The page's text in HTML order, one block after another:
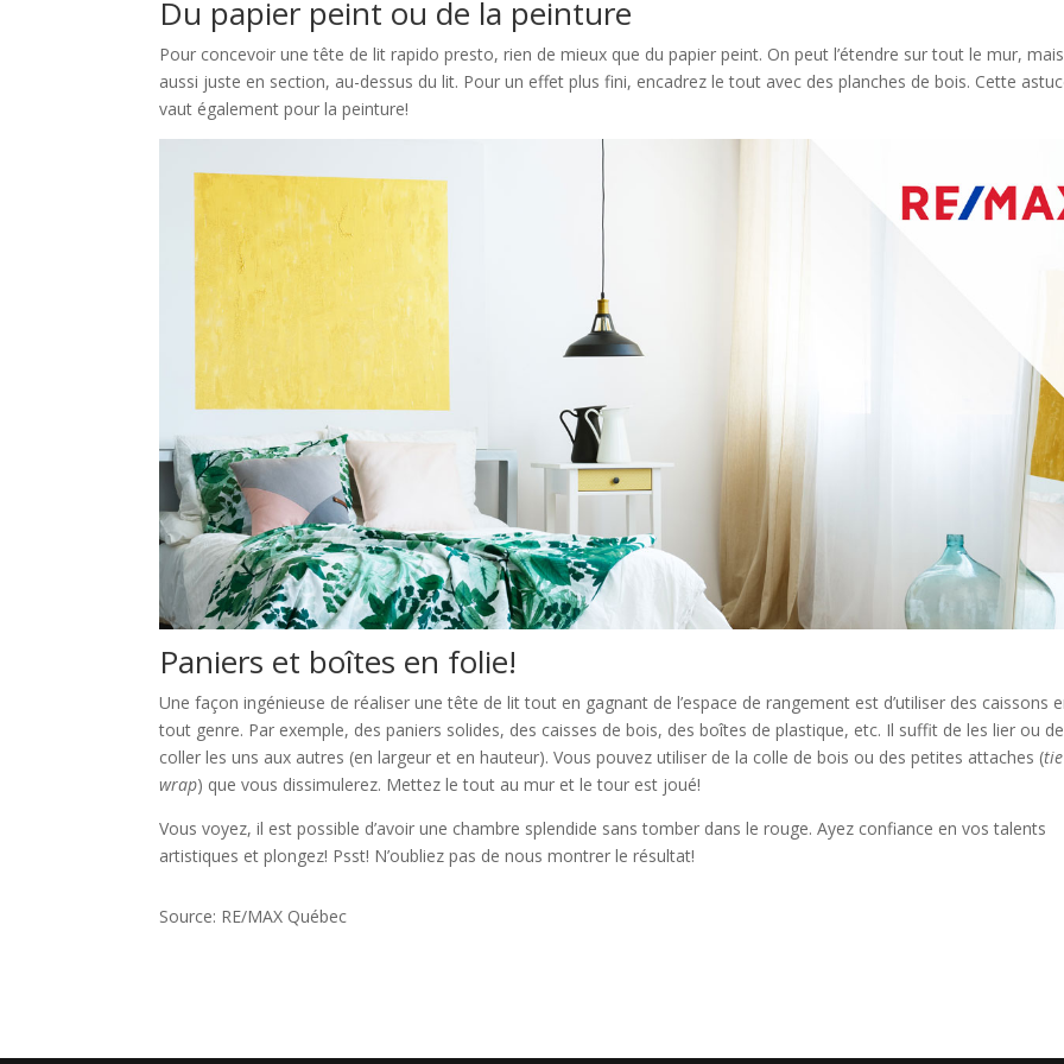
Du papier peint ou de la peinture
Pour concevoir une tête de lit rapido presto, rien de mieux que du papier peint. On peut l’étendre sur tout le mur, mais
aussi juste en section, au-dessus du lit. Pour un effet plus fini, encadrez le tout avec des planches de bois. Cette
vaut également pour la peinture!
Paniers et boîtes en folie!
Une façon ingénieuse de réaliser une tête de lit tout en gagnant de l’espace de rangement est d’utiliser des caissons
tout genre. Par exemple, des paniers solides, des caisses de bois, des boîtes de plastique, etc. Il suffit de les lier ou
coller les uns aux autres (en largeur et en hauteur). Vous pouvez utiliser de la colle de bois ou des petites attaches (tie
wrap) que vous dissimulerez. Mettez le tout au mur et le tour est joué!
Vous voyez, il est possible d’avoir une chambre splendide sans tomber dans le rouge. Ayez confiance en vos talents
artistiques et plongez! Psst! N’oubliez pas de nous montrer le résultat!
Source: RE/MAX Québec